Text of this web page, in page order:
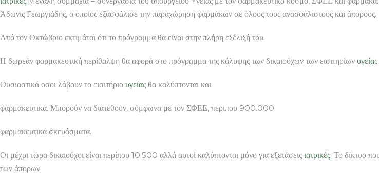
Άδωνις Γεωργιάδης, ο οποίος εξασφάλισε την παραχώρηση φαρμάκων σε όλους τους ανασφάλιστους και άπορους.
Από τον Οκτώβριο εκτιμάται ότι το πρόγραμμα θα είναι στην πλήρη εξέλιξή του.
Η δωρεάν φαρμακευτική περίθαλψη θα αφορά στο πρόγραμμα της κάλυψης των δικαιούχων των εισιτηρίων υγείας.
Ουσιαστικά οσοι λάβουν το εισιτήριο υγείας θα καλύπτονται και
φαρμακευτικά. Μπορούν να διατεθούν, σύμφωνα με τον ΣΦΕΕ, περίπου 900.000
φαρμακευτικά σκευάσματα.
Οι μέχρι τώρα δικαιούχοι είναι περίπου 10.500 αλλά αυτοί καλύπτονται μόνο για εξετάσεις ιατρικές. Το δίκτυο
των άπορων.